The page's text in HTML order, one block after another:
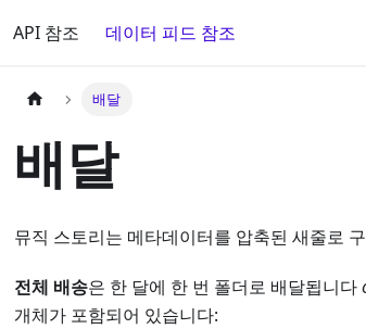
API 참조 데이터 피드 참조
배달
배달
뮤직 스토리는 메타데이터를 압축된 새줄로
전체 배송은 한 달에 한 번 폴더로 배달됩니다
개체가 포함되어 있습니다: